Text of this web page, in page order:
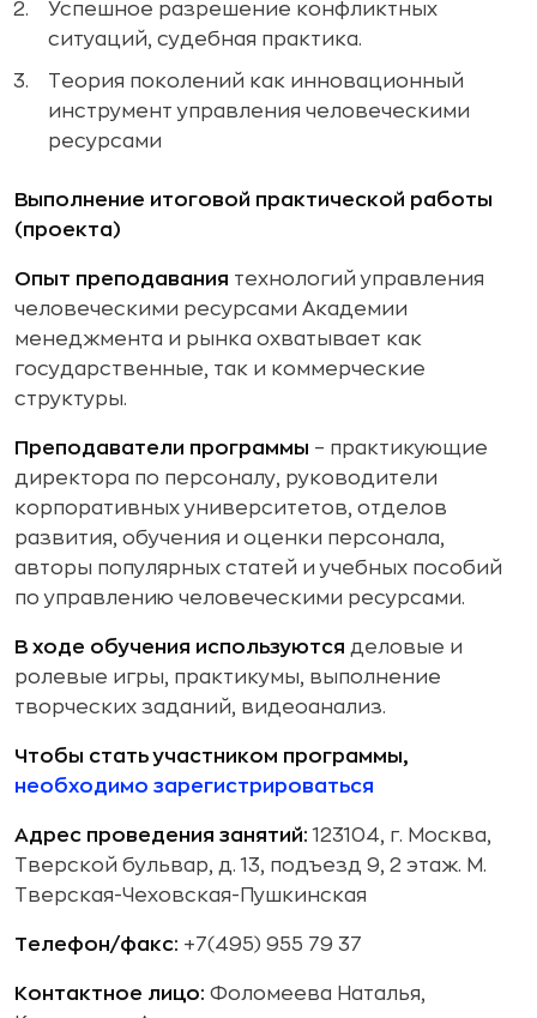
Успешное разрешение конфликтных
ситуаций, судебная практика.
Теория поколений как инновационный
инструмент управления человеческими
ресурсами
Выполнение итоговой практической работы
(проекта)
Опыт преподавания технологий управления
человеческими ресурсами Академии
менеджмента и рынка охватывает как
государственные, так и коммерческие
структуры.
Преподаватели программы – практикующие
директора по персоналу, руководители
корпоративных университетов, отделов
развития, обучения и оценки персонала,
авторы популярных статей и учебных пособий
по управлению человеческими ресурсами.
В ходе обучения используются деловые и
ролевые игры, практикумы, выполнение
творческих заданий, видеоанализ.
Чтобы стать участником программы,
необходимо зарегистрироваться
Адрес проведения занятий: 123104, г. Москва,
Тверской бульвар, д. 13, подъезд 9, 2 этаж. М.
Тверская-Чеховская-Пушкинская
Телефон/факс: +7(495) 955 79 37
Контактное лицо: Фоломеева Наталья,